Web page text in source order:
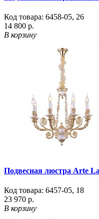
Код товара: 6458-05, 26
14 800 р.
В корзину
Подвесная люстра Arte
Код товара: 6457-05, 18
23 970 р.
В корзину